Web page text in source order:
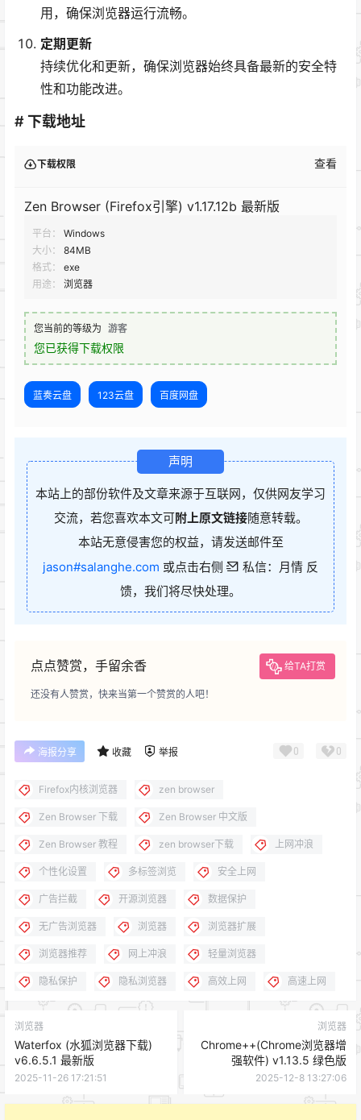
用，确保浏览器运行流畅。
定期更新
持续优化和更新，确保浏览器始终具备最新的安全特
性和功能改进。
# 下载地址
下载权限 查看
Zen Browser (Firefox引擎) v1.17.12b 最新版
平台：
Windows
大小：
84MB
格式：
exe
用途：
浏览器
您当前的等级为 游客
您已获得下载权限
蓝奏云盘 123云盘 百度网盘
声明
本站上的部份软件及文章来源于互联网，仅供网友学习
交流，若您喜欢本文可附上原文链接随意转载。
本站无意侵害您的权益，请发送邮件至
jason#salanghe.com 或点击右侧
私信：月情 反
馈，我们将尽快处理。
点点赞赏，手留余香 给TA打赏
还没有人赞赏，快来当第一个赞赏的人吧！
海报分享 收藏 举报 0 0
Firefox内核浏览器 zen browser
Zen Browser 下载 Zen Browser 中文版
Zen Browser 教程 zen browser下载 上网冲浪
个性化设置 多标签浏览 安全上网
广告拦截 开源浏览器 数据保护
无广告浏览器 浏览器 浏览器扩展
浏览器推荐 网上冲浪 轻量浏览器
隐私保护 隐私浏览器 高效上网 高速上网
浏览器
Waterfox (水狐浏览器下载)
v6.6.5.1 最新版
2025-11-26 17:21:51
浏览器
Chrome++(Chrome浏览器增
强软件) v1.13.5 绿色版
2025-12-8 13:27:06